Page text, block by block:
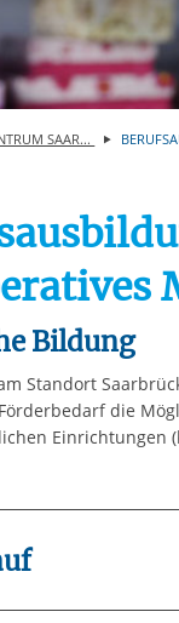
entscheiden
etwaige
berechtigter
SAAR...
Bildung
Standort
die
Einrichtungen